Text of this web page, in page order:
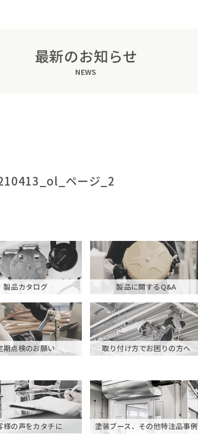
最新のお知らせ
NEWS
ページ_2
製品カタログ 製品に関するQ&A
期点検のお願い 取り付け方でお困りの方へ
様の声をカタチに 塗装ブース、その他特注品事例